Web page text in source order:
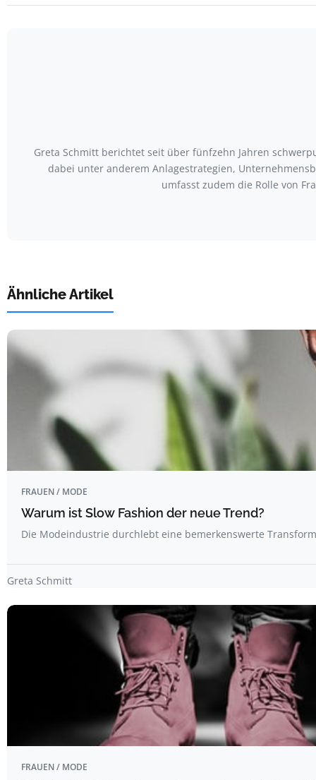
Greta Schmitt berichtet seit über fünfzehn Jahren
dabei unter anderem Anlagestrategien,
umfasst zudem die Rolle von
Ähnliche Artikel
FRAUEN / MODE
Warum ist Slow Fashion der neue Trend?
Die Modeindustrie durchlebt eine bemerkenswerte
Greta Schmitt
FRAUEN / MODE